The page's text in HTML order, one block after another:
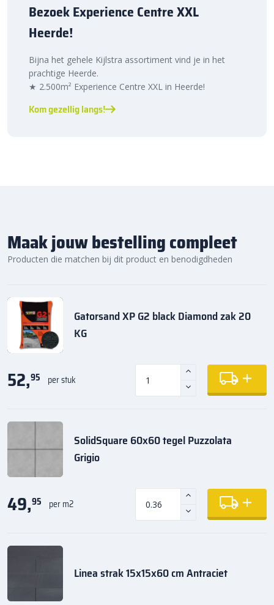
Bezoek Experience Centre XXL
Heerde!
Bijna het gehele Kijlstra assortiment vind je in het
prachtige Heerde.
★ 2.500m² Experience Centre XXL in Heerde!
Kom gezellig langs!
Maak jouw bestelling compleet
Producten die matchen bij dit product en benodigdheden
Gatorsand XP G2 black Diamond zak 20
KG
52,95 per stuk
SolidSquare 60x60 tegel Puzzolata
Grigio
49,95 per m2
Linea strak 15x15x60 cm Antraciet